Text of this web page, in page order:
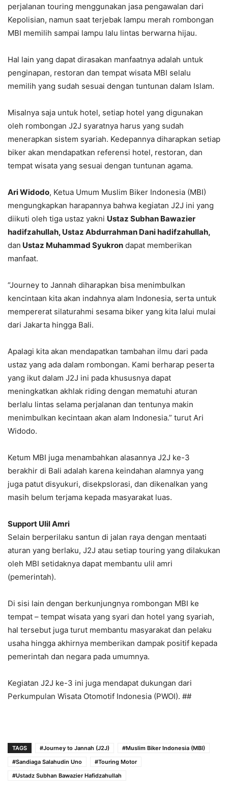
perjalanan touring menggunakan jasa pengawalan dari
Kepolisian, namun saat terjebak lampu merah rombongan
MBI memilih sampai lampu lalu lintas berwarna hijau.
Hal lain yang dapat dirasakan manfaatnya adalah untuk
penginapan, restoran dan tempat wisata MBI selalu
memilih yang sudah sesuai dengan tuntunan dalam Islam.
Misalnya saja untuk hotel, setiap hotel yang digunakan
oleh rombongan J2J syaratnya harus yang sudah
menerapkan sistem syariah. Kedepannya diharapkan setiap
biker akan mendapatkan referensi hotel, restoran, dan
tempat wisata yang sesuai dengan tuntunan agama.
Ari Widodo, Ketua Umum Muslim Biker Indonesia (MBI)
mengungkapkan harapannya bahwa kegiatan J2J ini yang
diikuti oleh tiga ustaz yakni Ustaz Subhan Bawazier
hadifzahullah, Ustaz Abdurrahman Dani hadifzahullah,
dan Ustaz Muhammad Syukron dapat memberikan
manfaat.
“Journey to Jannah diharapkan bisa menimbulkan
kencintaan kita akan indahnya alam Indonesia, serta untuk
mempererat silaturahmi sesama biker yang kita lalui mulai
dari Jakarta hingga Bali.
Apalagi kita akan mendapatkan tambahan ilmu dari pada
ustaz yang ada dalam rombongan. Kami berharap peserta
yang ikut dalam J2J ini pada khususnya dapat
meningkatkan akhlak riding dengan mematuhi aturan
berlalu lintas selama perjalanan dan tentunya makin
menimbulkan kecintaan akan alam Indonesia.” turut Ari
Widodo.
Ketum MBI juga menambahkan alasannya J2J ke-3
berakhir di Bali adalah karena keindahan alamnya yang
juga patut disyukuri, disekpslorasi, dan dikenalkan yang
masih belum terjama kepada masyarakat luas.
Support Ulil Amri
Selain berperilaku santun di jalan raya dengan mentaati
aturan yang berlaku, J2J atau setiap touring yang dilakukan
oleh MBI setidaknya dapat membantu ulil amri
(pemerintah).
Di sisi lain dengan berkunjungnya rombongan MBI ke
tempat – tempat wisata yang syari dan hotel yang syariah,
hal tersebut juga turut membantu masyarakat dan pelaku
usaha hingga akhirnya memberikan dampak positif kepada
pemerintah dan negara pada umumnya.
Kegiatan J2J ke-3 ini juga mendapat dukungan dari
Perkumpulan Wisata Otomotif Indonesia (PWOI). ##
TAGS #Journey to Jannah (J2J)
#Muslim Biker Indonesia (MBI)
#Sandiaga Salahudin Uno
#Touring Motor
#Ustadz Subhan Bawazier Hafidzahullah